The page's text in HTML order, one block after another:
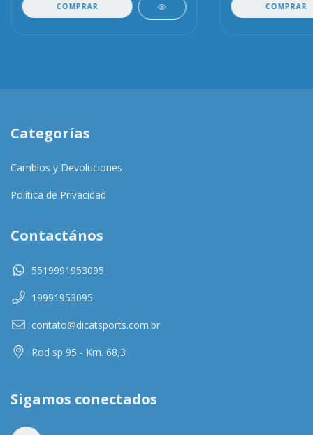
COMPRAR COMPRAR
Categorías
Cambios y Devoluciones
Política de Privacidad
Contactános
5519991953095
19991953095
contato@dicatsports.com.br
Rod sp 95 - Km. 68,3
Sigamos conectados